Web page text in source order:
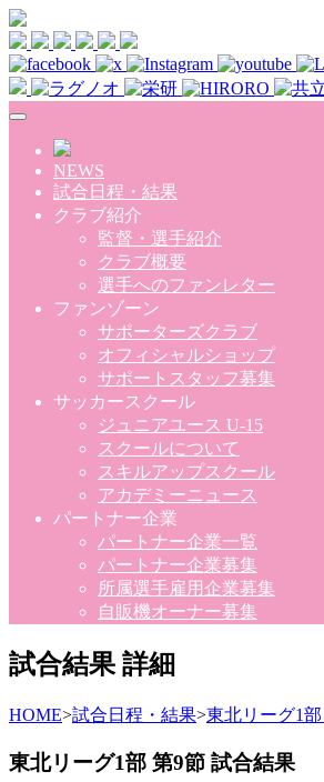
Skip to main content
NEWS
試合日程・結果
クラブ紹介
監督・選手紹介
クラブ概要
選手へのファンレター
ファンゾーン
サポーターズクラブ
オフィシャルショップ
サポートスタッフ募集
サッカースクール
ジュニアユース U-15
スクールについて
スキルアップスクール
アカデミーニュース
パートナー企業
パートナー企業一覧
パートナー企業募集
所属選手雇用企業募集
自販機オーナー募集
試合結果 詳細
HOME>試合日程・結果>東北リーグ1
東北リーグ1部 第9節 試合結果